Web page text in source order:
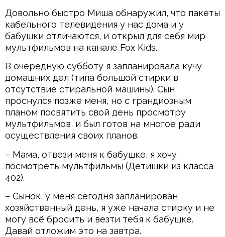
Довольно быстро Миша обнаружил, что пакеты
кабельного телевидения у нас дома и у
бабушки отличаются, и открыл для себя мир
мультфильмов на канале Fox Kids.
В очередную субботу я запланировала кучу
домашних дел (типа большой стирки в
отсутствие стиральной машины). Сын
проснулся позже меня, но с грандиозным
планом посвятить свой день просмотру
мультфильмов, и был готов на многое ради
осуществления своих планов.
– Мама, отвези меня к бабушке, я хочу
посмотреть мультфильмы (Детишки из класса
402).
– Сынок, у меня сегодня запланирован
хозяйственный день, я уже начала стирку и не
могу всё бросить и везти тебя к бабушке.
Давай отложим это на завтра.